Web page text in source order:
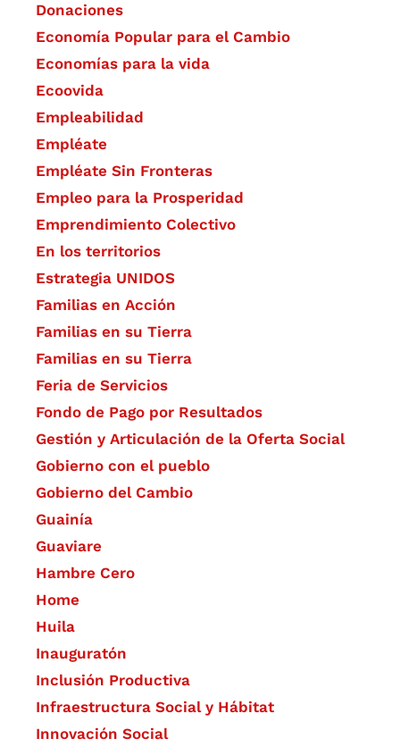
Donaciones
Economía Popular para el Cambio
Economías para la vida
Ecoovida
Empleabilidad
Empléate
Empléate Sin Fronteras
Empleo para la Prosperidad
Emprendimiento Colectivo
En los territorios
Estrategia UNIDOS
Familias en Acción
Familias en su Tierra
Familias en su Tierra
Feria de Servicios
Fondo de Pago por Resultados
Gestión y Articulación de la Oferta Social
Gobierno con el pueblo
Gobierno del Cambio
Guainía
Guaviare
Hambre Cero
Home
Huila
Inauguratón
Inclusión Productiva
Infraestructura Social y Hábitat
​Innovación Social